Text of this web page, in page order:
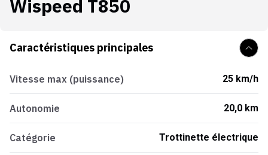
Wispeed T850
Caractéristiques principales
Vitesse max (puissance) 25 km/h
Autonomie 20,0 km
Catégorie Trottinette électrique